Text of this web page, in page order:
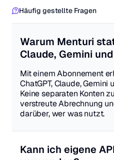
Häufig gestellte Fragen
Warum Menturi
Claude, Gemini
Mit einem Abonnement
ChatGPT, Claude,
Keine separaten Konten
verstreute Abrechnung
darüber, wer was nutzt.
Kann ich eigene